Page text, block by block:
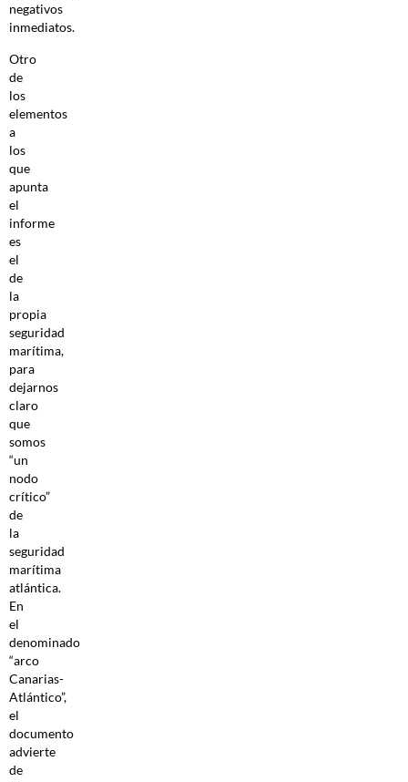
negativos
inmediatos.
Otro
de
los
elementos
a
los
que
apunta
el
informe
es
el
de
la
propia
seguridad
marítima,
para
dejarnos
claro
que
somos
“un
nodo
crítico”
de
la
seguridad
marítima
atlántica.
En
el
denominado
“arco
Canarias-
Atlántico”,
el
documento
advierte
de